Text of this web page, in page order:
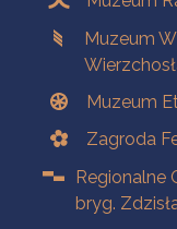
Muzeum
Muzeum
Zagroda
Regionalne
bryg.